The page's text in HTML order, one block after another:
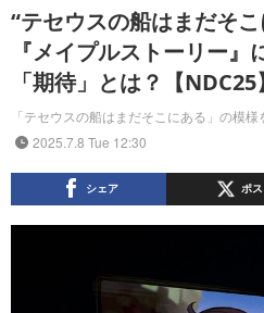
“テセウスの船はまだそ
『メイプルストーリー
「期待」とは？【NDC25】
「テセウスの船はまだそこにある」の模様
2025.7.8 Tue 12:30
シェア ポス